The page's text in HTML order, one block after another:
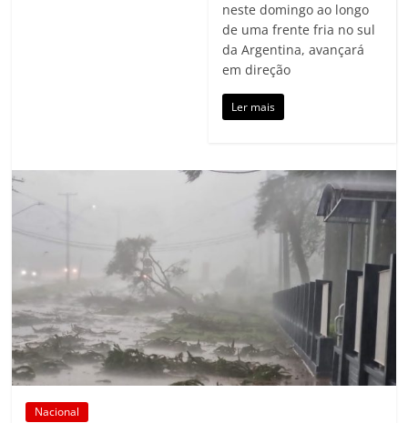
neste domingo ao longo
de uma frente fria no sul
da Argentina, avançará
em direção
Ler mais
Nacional